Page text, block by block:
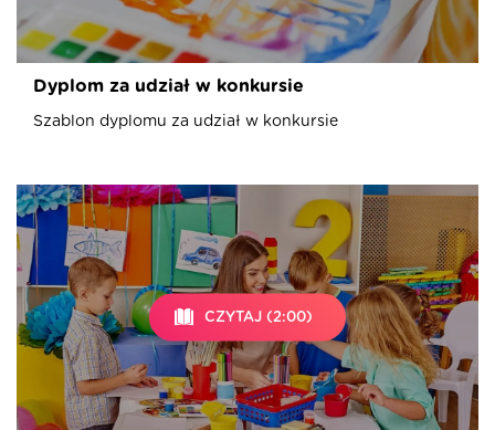
Dyplom za udział w konkursie
Szablon dyplomu za udział w konkursie
CZYTAJ (2:00)